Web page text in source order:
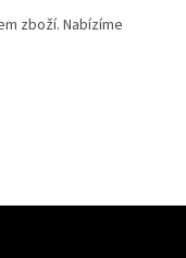
zboží. Nabízíme